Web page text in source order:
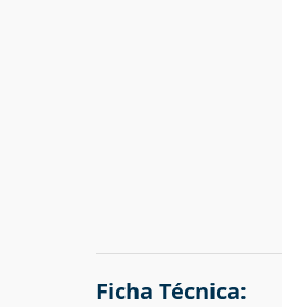
Ficha Técnica: